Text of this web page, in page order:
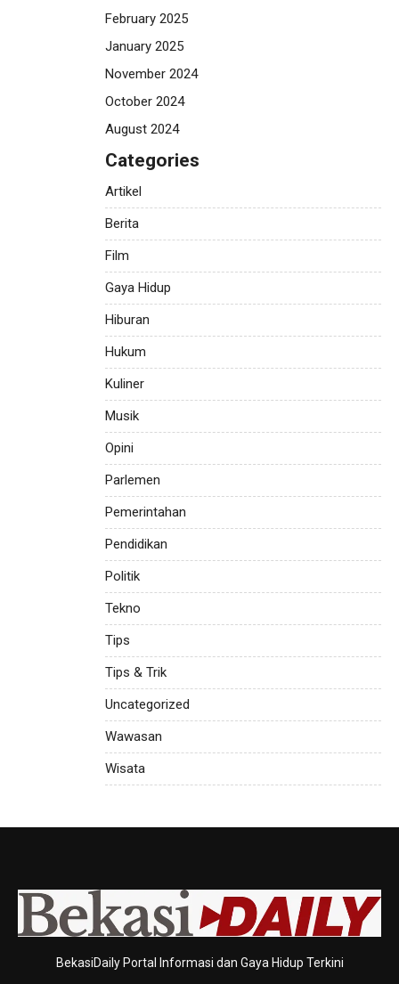
February 2025
January 2025
November 2024
October 2024
August 2024
Categories
Artikel
Berita
Film
Gaya Hidup
Hiburan
Hukum
Kuliner
Musik
Opini
Parlemen
Pemerintahan
Pendidikan
Politik
Tekno
Tips
Tips & Trik
Uncategorized
Wawasan
Wisata
BekasiDaily Portal Informasi dan Gaya Hidup Terkini